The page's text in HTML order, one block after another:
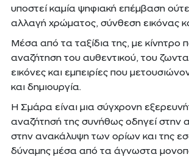
υποστεί καμία ψηφιακή επέμβαση
αλλαγή χρώματος, σύνθεση εικόνας
Μέσα από τα ταξίδια της, με κίνητρο
αναζήτηση του αυθεντικού, του
εικόνες και εμπειρίες που
και δημιουργία.
Η Σμάρα είναι μια σύγχρονη
αναζήτησή της συνήθως οδηγεί στην
στην ανακάλυψη των ορίων και της
δύναμης μέσα από τα άγνωστα